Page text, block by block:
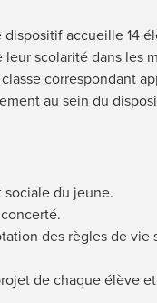
accueille 14
scolarité dans les
correspondant
au sein du
sociale du jeune.
des règles de
de chaque élève